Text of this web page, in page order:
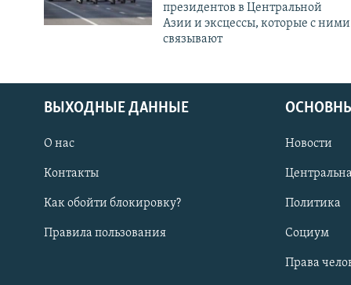
президентов в Центральной
Азии и эксцессы, которые с ними
связывают
ВЫХОДНЫЕ ДАННЫЕ
О нас
Контакты
Как обойти блокировку?
Правила пользования
Новости
Политика
Социум
Права